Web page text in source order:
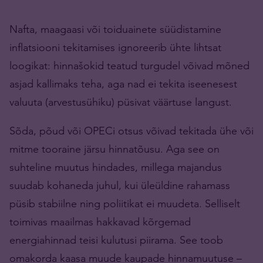
Nafta, maagaasi või toiduainete süüdistamine
inflatsiooni tekitamises ignoreerib ühte lihtsat
loogikat: hinnašokid teatud turgudel võivad mõned
asjad kallimaks teha, aga nad ei tekita iseenesest
valuuta (arvestusühiku) püsivat väärtuse langust.
Sõda, põud või OPECi otsus võivad tekitada ühe või
mitme tooraine järsu hinnatõusu. Aga see on
suhteline muutus hindades, millega majandus
suudab kohaneda juhul, kui üleüldine rahamass
püsib stabiilne ning poliitikat ei muudeta. Selliselt
toimivas maailmas hakkavad kõrgemad
energiahinnad teisi kulutusi piirama. See toob
omakorda kaasa muude kaupade hinnamuutuse –